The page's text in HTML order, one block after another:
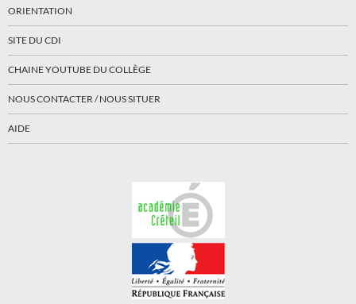
ORIENTATION
SITE DU CDI
CHAINE YOUTUBE DU COLLÈGE
NOUS CONTACTER / NOUS SITUER
AIDE